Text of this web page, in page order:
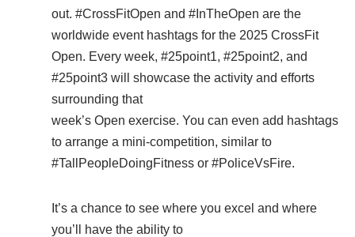
out. #CrossFitOpen and #InTheOpen are the
worldwide event hashtags for the 2025 CrossFit
Open. Every week, #25point1, #25point2, and
#25point3 will showcase the activity and efforts
surrounding that
week’s Open exercise. You can even add hashtags
to arrange a mini-competition, similar to
#TallPeopleDoingFitness or #PoliceVsFire.
It’s a chance to see where you excel and where
you’ll have the ability to